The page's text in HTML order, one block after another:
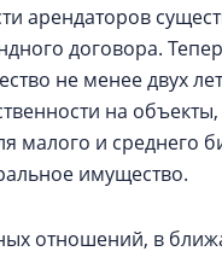
арендаторов
договора.
не менее двух
на
малого и среднего
имущество.
отношений, в